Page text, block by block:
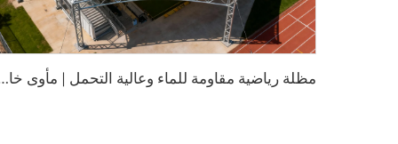
ظلة رياضية مقاومة للماء وعالية التحمل |